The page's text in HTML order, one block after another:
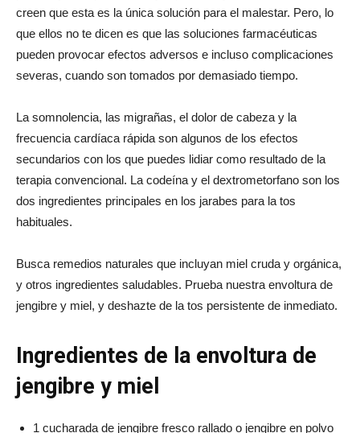
creen que esta es la única solución para el malestar. Pero, lo
que ellos no te dicen es que las soluciones farmacéuticas
pueden provocar efectos adversos e incluso complicaciones
severas, cuando son tomados por demasiado tiempo.
La somnolencia, las migrañas, el dolor de cabeza y la
frecuencia cardíaca rápida son algunos de los efectos
secundarios con los que puedes lidiar como resultado de la
terapia convencional. La codeína y el dextrometorfano son los
dos ingredientes principales en los jarabes para la tos
habituales.
Busca remedios naturales que incluyan miel cruda y orgánica,
y otros ingredientes saludables. Prueba nuestra envoltura de
jengibre y miel, y deshazte de la tos persistente de inmediato.
Ingredientes de la envoltura de
jengibre y miel
1 cucharada de jengibre fresco rallado o jengibre en polvo